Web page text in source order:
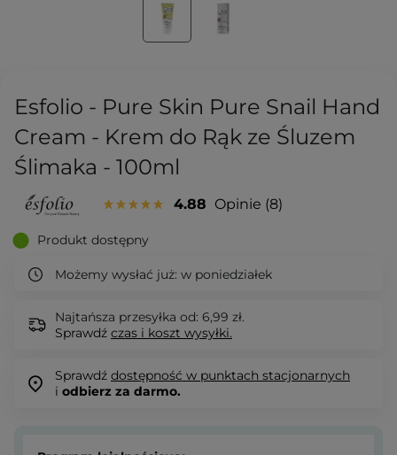
Esfolio - Pure Skin Pure Snail Hand
Cream - Krem do Rąk ze Śluzem
Ślimaka - 100ml
4.88 Opinie 8
Produkt dostępny
Możemy wysłać już: w poniedziałek
Najtańsza przesyłka od: 6,99 zł.
Sprawdź czas i koszt wysyłki.
Sprawdź dostępność w punktach stacjonarnych
i odbierz za darmo.